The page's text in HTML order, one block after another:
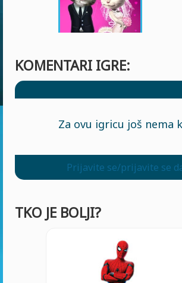
KOMENTARI IGRE:
Za ovu igricu još nema
Prijavite se/prijavite se
TKO JE BOLJI?